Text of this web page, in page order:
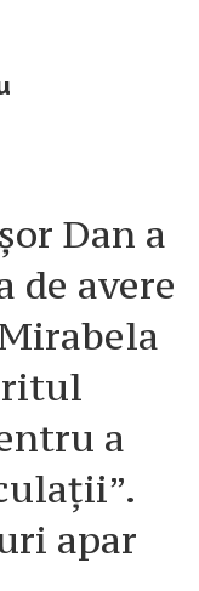
Dan a
de avere
a
apar